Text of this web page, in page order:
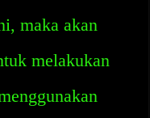
maka akan
melakukan